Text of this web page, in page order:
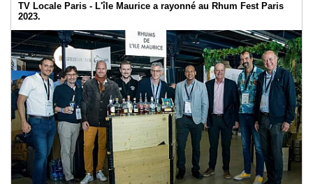
TV Locale Paris - L'île Maurice a rayonné au Rhum Fest Paris
2023.